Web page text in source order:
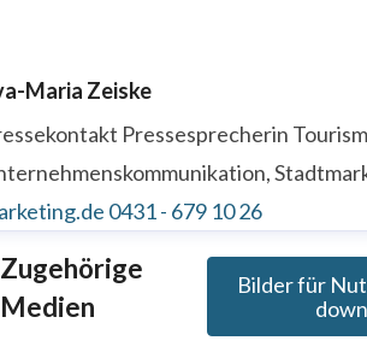
Maria Zeiske
Pressesprecherin
0431 - 679 10 26
Zugehörige
Medien
Bilder für